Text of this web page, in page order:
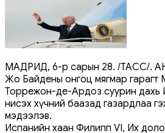
МАДРИД, 6-р сарын 28. /ТАСС/.
Жо Байдены онгоц мягмар
Торрежон-де-Ардоз суурин дахь
нисэх хүчний баазад газардлаа
мэдээлэв.
Испанийн хаан Филипп VI, Их